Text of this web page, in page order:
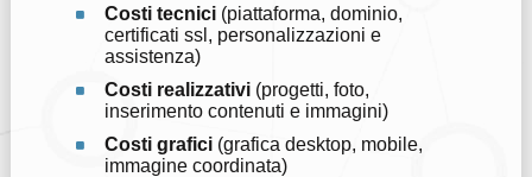
Costi tecnici(piattaforma, dominio,
certificati ssl, personalizzazioni e
assistenza)
Costi realizzativi(progetti, foto,
inserimento contenuti e immagini)
Costi grafici(grafica desktop, mobile,
immagine coordinata)